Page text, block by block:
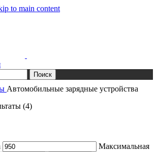
to main content
Поиск
Автомобильные зарядные устройства
(4)
Максимальная